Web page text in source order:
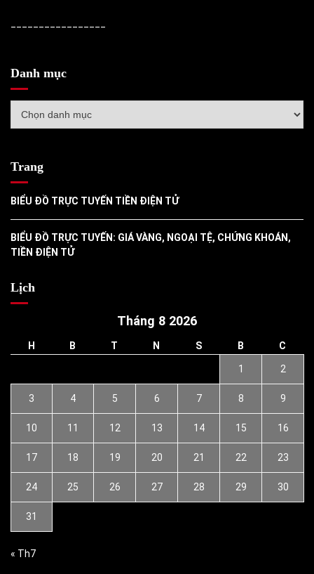
Danh mục
mục
Trang
BIỂU ĐỒ TRỰC TUYẾN TIỀN ĐIỆN TỬ
BIỂU ĐỒ TRỰC TUYẾN: GIÁ VÀNG, NGOẠI TỆ, CHỨNG KHOÁN,
TIỀN ĐIỆN TỬ
Lịch
Tháng 8 2026
H B T N S B C
1 2
3 4 5 6 7 8 9
10 11 12 13 14 15 16
17 18 19 20 21 22 23
24 25 26 27 28 29 30
31
« Th7